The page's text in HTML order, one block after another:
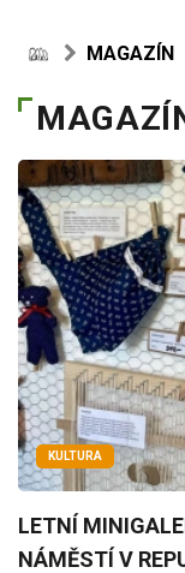
MAGAZÍN
KULTURA
LETNÍ
NÁMĚSTÍ V